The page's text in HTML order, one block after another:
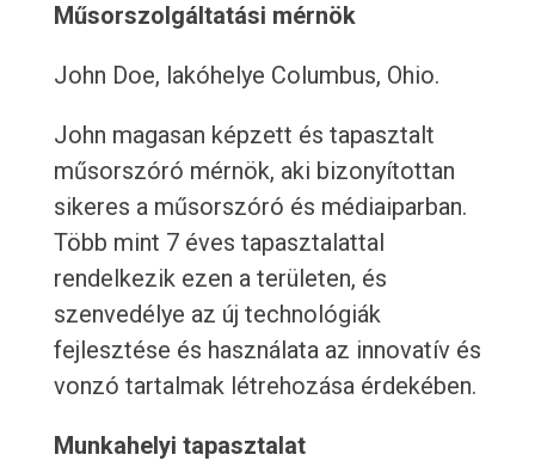
Műsorszolgáltatási mérnök
John Doe, lakóhelye Columbus, Ohio.
John magasan képzett és tapasztalt
műsorszóró mérnök, aki bizonyítottan
sikeres a műsorszóró és médiaiparban.
Több mint 7 éves tapasztalattal
rendelkezik ezen a területen, és
szenvedélye az új technológiák
fejlesztése és használata az innovatív és
vonzó tartalmak létrehozása érdekében.
Munkahelyi tapasztalat